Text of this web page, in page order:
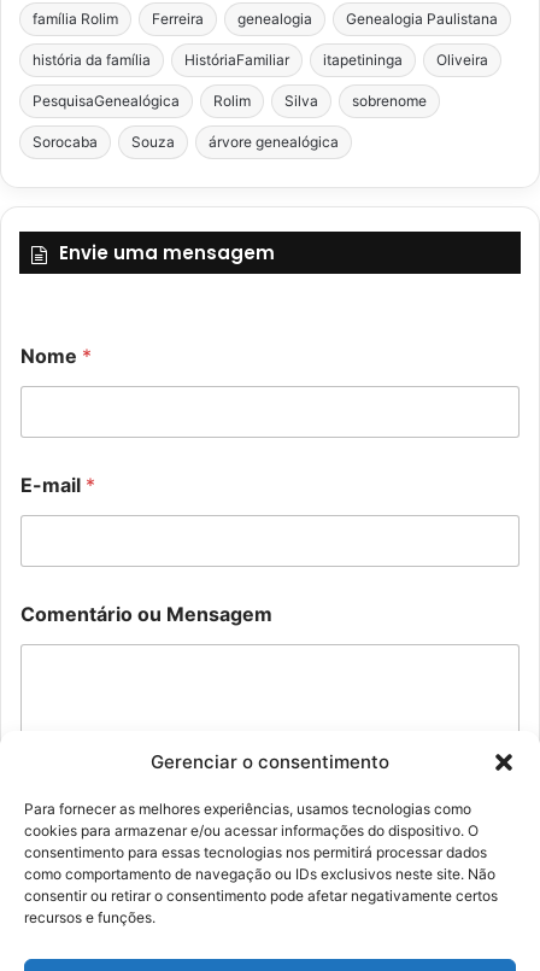
Gerenciar o consentimento
Para fornecer as melhores experiências, usamos tecnologias como
cookies para armazenar e/ou acessar informações do dispositivo. O
consentimento para essas tecnologias nos permitirá processar dados
como comportamento de navegação ou IDs exclusivos neste site. Não
consentir ou retirar o consentimento pode afetar negativamente certos
recursos e funções.
família Rolim Ferreira genealogia Genealogia Paulistana
história da família HistóriaFamiliar itapetininga Oliveira
PesquisaGenealógica Rolim Silva sobrenome
Sorocaba Souza árvore genealógica
Envie uma mensagem
o
m
m
a
i
C
m
r
Nome *
e
n
e
m
o
E-mail *
Comentário ou Mensagem
Enviar